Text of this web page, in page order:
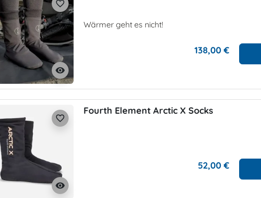
visibility
favorite_border
Wärmer geht es nicht!
138,00 €
visibility
favorite_border
Fourth Element Arctic X Socks
52,00 €